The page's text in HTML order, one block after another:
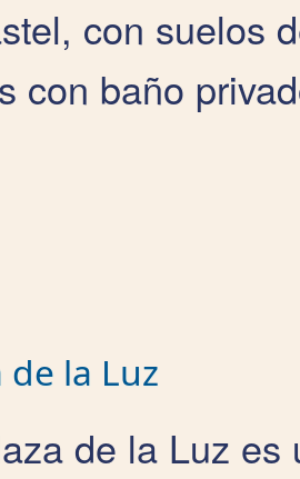
con suelos
con baño
de la Luz
de la Luz